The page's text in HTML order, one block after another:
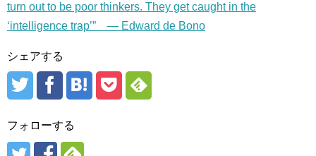
turn out to be poor thinkers. They get caught in the
‘intelligence trap’” — Edward de Bono
シェアする
フォローする